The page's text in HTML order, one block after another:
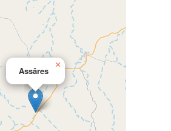
Assâres
×